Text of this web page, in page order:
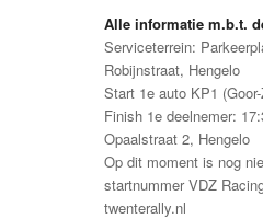
Alle informatie m.b.t.
Serviceterrein:
Robijnstraat, Hengelo
Start 1e auto KP1
Finish 1e deelnemer:
Opaalstraat 2, Hengelo
Op dit moment is nog
startnummer VDZ
twenterally.nl